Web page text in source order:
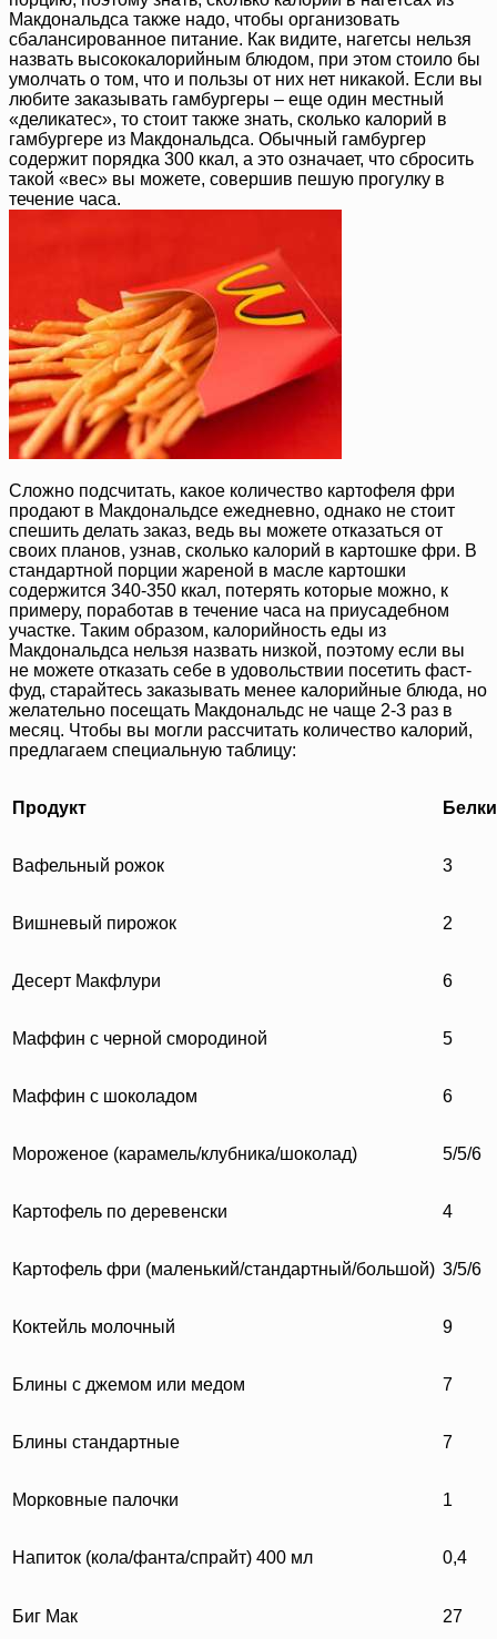
Макдональдса также надо, чтобы организовать
сбалансированное питание. Как видите, нагетсы нельзя
назвать высококалорийным блюдом, при этом стоило бы
умолчать о том, что и пользы от них нет никакой. Если вы
любите заказывать гамбургеры – еще один местный
«деликатес», то стоит также знать, сколько калорий в
гамбургере из Макдональдса. Обычный гамбургер
содержит порядка 300 ккал, а это означает, что сбросить
такой «вес» вы можете, совершив пешую прогулку в
течение часа.
Сложно подсчитать, какое количество картофеля фри
продают в Макдональдсе ежедневно, однако не стоит
спешить делать заказ, ведь вы можете отказаться от
своих планов, узнав, сколько калорий в картошке фри. В
стандартной порции жареной в масле картошки
содержится 340-350 ккал, потерять которые можно, к
примеру, поработав в течение часа на приусадебном
участке. Таким образом, калорийность еды из
Макдональдса нельзя назвать низкой, поэтому если вы
не можете отказать себе в удовольствии посетить фаст-
фуд, старайтесь заказывать менее калорийные блюда, но
желательно посещать Макдональдс не чаще 2-3 раз в
месяц. Чтобы вы могли рассчитать количество калорий,
предлагаем специальную таблицу:
Продукт
Вафельный рожок 3
Вишневый пирожок 2
Десерт Макфлури 6
Маффин с черной смородиной 5
Маффин с шоколадом 6
Мороженое (карамель/клубника/шоколад) 5/5/6
Картофель по деревенски 4
Картофель фри (маленький/стандартный/большой) 3/5/6
Коктейль молочный 9
Блины с джемом или медом 7
Блины стандартные 7
Морковные палочки 1
Напиток (кола/фанта/спрайт) 400 мл 0,4
Биг Мак 27